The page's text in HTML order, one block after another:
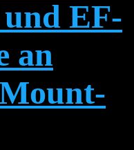
EF-
an